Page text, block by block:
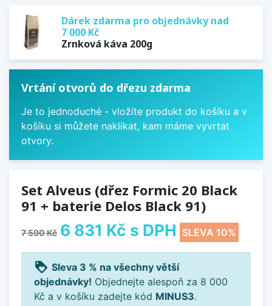
Dárek zdarma pro objednávky nad
7 000 Kč
Zrnková káva 200g
Vrtání otvorů do dřezu zdarma
Je to jednoduché - vložíte produkt do košíku a v
košíku si můžete naklikat, kam máme vyvrtat
otvory.
Set Alveus (dřez Formic 20 Black
91 + baterie Delos Black 91)
7 590 Kč 6 831 Kč s DPH SLEVA 10%
loyalty Sleva 3 % na všechny větší
objednávky! Objednejte alespoň za 8 000
Kč a v košíku zadejte kód MINUS3.